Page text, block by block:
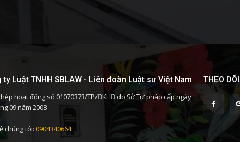
ty Luật TNHH SBLAW - Liên đoàn Luật sư Việt Nam
hoạt động số 01070373/TP/ĐKHĐ do Sở Tư pháp cấp ngày
09 năm 2008
chúng tôi: 0904340664
THEO